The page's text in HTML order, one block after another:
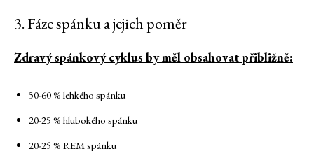
3. Fáze spánku a jejich poměr
Zdravý spánkový cyklus by měl obsahovat přibližně:
50-60 % lehkého spánku
20-25 % hlubokého spánku
20-25 % REM spánku